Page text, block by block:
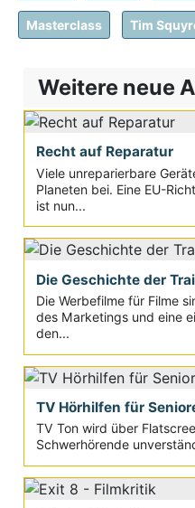
Masterclass Tim
Weitere neue
Recht auf Reparatur
Viele unreparierbare
Planeten bei. Eine EU-
ist nun...
Die Geschichte der
Die Werbefilme für Filme
des Marketings und eine
den...
TV Hörhilfen für
TV Ton wird über
Schwerhörende